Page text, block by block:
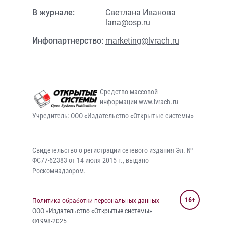
В журнале:
Светлана Иванова
lana@osp.ru
Инфопартнерство: marketing@lvrach.ru
Средство массовой
информации www.lvrach.ru
Учредитель: ООО «Издательство «Открытые системы»
Свидетельство о регистрации сетевого издания Эл. №
ФС77-62383 от 14 июля 2015 г., выдано
Роскомнадзором.
Политика обработки персональных данных
ООО «Издательство «Открытые системы»
©1998-2025
16+